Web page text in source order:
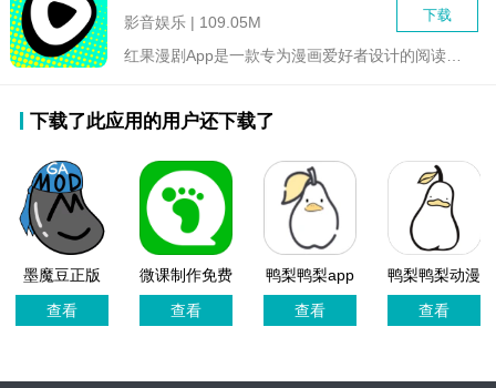
下载
影音娱乐 | 109.05M
下载了此应用的用户还下载了
墨魔豆正版
查看
微课制作免费
版
查看
鸭梨鸭梨app
官方最新版
查看
鸭梨鸭梨动漫
官方最新版
查看